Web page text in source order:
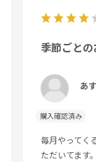
季節ごとの
あ
購入確認済み
毎月やってく
ただいてます